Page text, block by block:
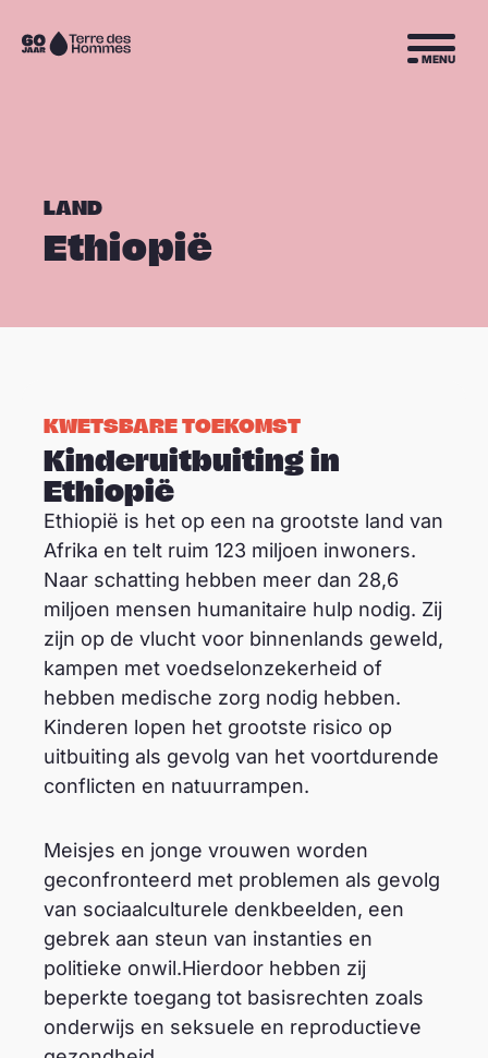
Sla navigatie over
Naar
MENU
LAND
Ethiopië
KWETSBARE TOEKOMST
Kinderuitbuiting in
Ethiopië
Ethiopië is het op een na grootste land van
Afrika en telt ruim 123 miljoen inwoners.
Naar schatting hebben meer dan 28,6
miljoen mensen humanitaire hulp nodig. Zij
zijn op de vlucht voor binnenlands geweld,
kampen met voedselonzekerheid of
hebben medische zorg nodig hebben.
Kinderen lopen het grootste risico op
uitbuiting als gevolg van het voortdurende
conflicten en natuurrampen.
Meisjes en jonge vrouwen worden
geconfronteerd met problemen als gevolg
van sociaalculturele denkbeelden, een
gebrek aan steun van instanties en
politieke onwil.Hierdoor hebben zij
beperkte toegang tot basisrechten zoals
onderwijs en seksuele en reproductieve